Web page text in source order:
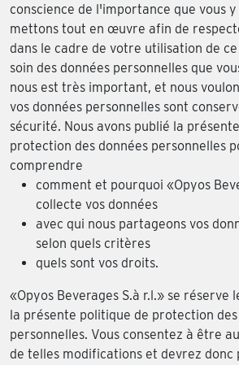
conscience de l'importance que vous
mettons tout en œuvre afin de
dans le cadre de votre utilisation de
soin des données personnelles que
nous est très important, et nous
vos données personnelles sont
sécurité. Nous avons publié la
protection des données personnelles
comprendre
comment et pourquoi «Opyos
collecte vos données
avec qui nous partageons vos
selon quels critères
quels sont vos droits.
«Opyos Beverages S.à r.l.» se
la présente politique de protection
personnelles. Vous consentez à être
de telles modifications et devrez donc